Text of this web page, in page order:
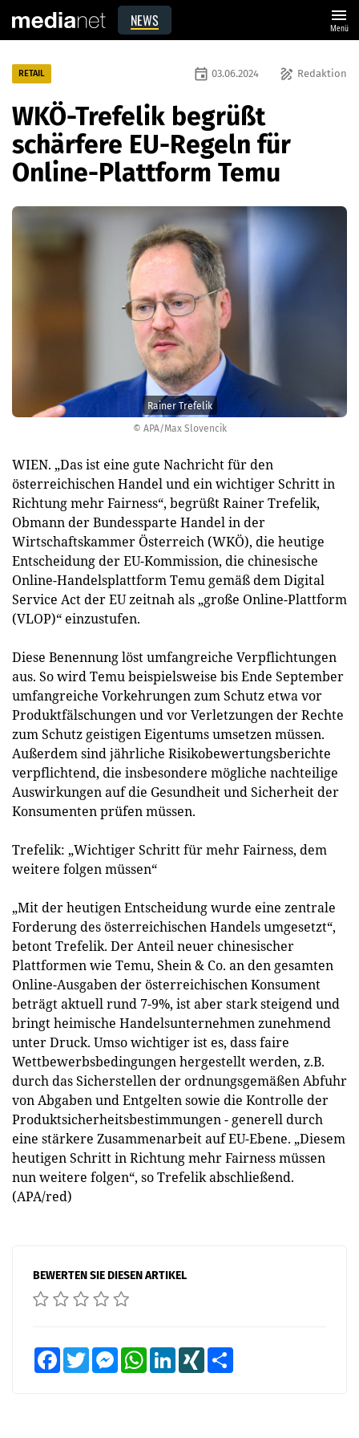
NEWS menu
Menü
© APA/Max Slovencik
Rainer Trefelik
RETAIL draw Redaktion
event 03.06.2024
WKÖ-Trefelik begrüßt
schärfere EU-Regeln für
Online-Plattform Temu
WIEN. „Das ist eine gute Nachricht für den
österreichischen Handel und ein wichtiger Schritt in
Richtung mehr Fairness“, begrüßt Rainer Trefelik,
Obmann der Bundessparte Handel in der
Wirtschaftskammer Österreich (WKÖ), die heutige
Entscheidung der EU-Kommission, die chinesische
Online-Handelsplattform Temu gemäß dem Digital
Service Act der EU zeitnah als „große Online-Plattform
(VLOP)“ einzustufen.
Diese Benennung löst umfangreiche Verpflichtungen
aus. So wird Temu beispielsweise bis Ende September
umfangreiche Vorkehrungen zum Schutz etwa vor
Produktfälschungen und vor Verletzungen der Rechte
zum Schutz geistigen Eigentums umsetzen müssen.
Außerdem sind jährliche Risikobewertungsberichte
verpflichtend, die insbesondere mögliche nachteilige
Auswirkungen auf die Gesundheit und Sicherheit der
Konsumenten prüfen müssen.
Trefelik: „Wichtiger Schritt für mehr Fairness, dem
weitere folgen müssen“
„Mit der heutigen Entscheidung wurde eine zentrale
Forderung des österreichischen Handels umgesetzt“,
betont Trefelik. Der Anteil neuer chinesischer
Plattformen wie Temu, Shein & Co. an den gesamten
Online-Ausgaben der österreichischen Konsument
beträgt aktuell rund 7-9%, ist aber stark steigend und
bringt heimische Handelsunternehmen zunehmend
unter Druck. Umso wichtiger ist es, dass faire
Wettbewerbsbedingungen hergestellt werden, z.B.
durch das Sicherstellen der ordnungsgemäßen Abfuhr
von Abgaben und Entgelten sowie die Kontrolle der
Produktsicherheitsbestimmungen - generell durch
eine stärkere Zusammenarbeit auf EU-Ebene. „Diesem
heutigen Schritt in Richtung mehr Fairness müssen
nun weitere folgen“, so Trefelik abschließend.
(APA/red)
BEWERTEN SIE DIESEN ARTIKEL
FacebookTwitter MessengerWhatsAppLinkedInXING